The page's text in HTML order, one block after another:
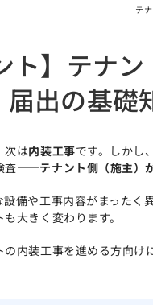
テ
ト】テナ
出の基礎
次は内装工事です。しかし
査——テナント側（施主）
備や工事内容がまった
大きく変わります。
内装工事を進める方向け